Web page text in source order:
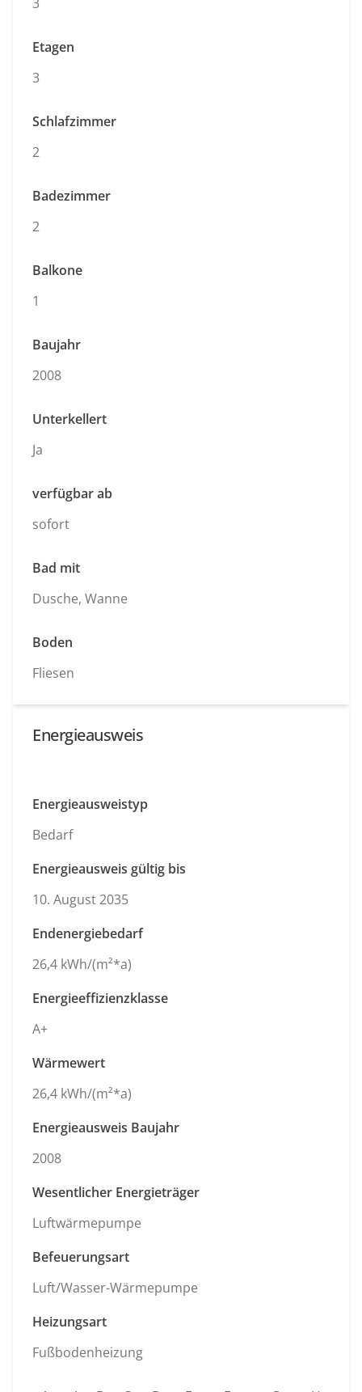
Etagen
3
Schlafzimmer
2
Badezimmer
2
Balkone
1
Baujahr
2008
Unterkellert
Ja
verfügbar ab
sofort
Bad mit
Dusche, Wanne
Boden
Fliesen
Energieausweis
Energieausweistyp
Bedarf
Energieausweis gültig bis
10. August 2035
Endenergiebedarf
26,4 kWh/(m²*a)
Energieeffizienzklasse
A+
Wärmewert
26,4 kWh/(m²*a)
Energieausweis Baujahr
2008
Wesentlicher Energieträger
Luftwärmepumpe
Befeuerungsart
Luft/Wasser-Wärmepumpe
Heizungsart
Fußbodenheizung